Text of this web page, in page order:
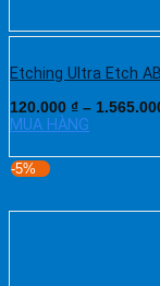
Etching Ultra Etch
120.000 ₫ –
MUA HÀNG
-5%